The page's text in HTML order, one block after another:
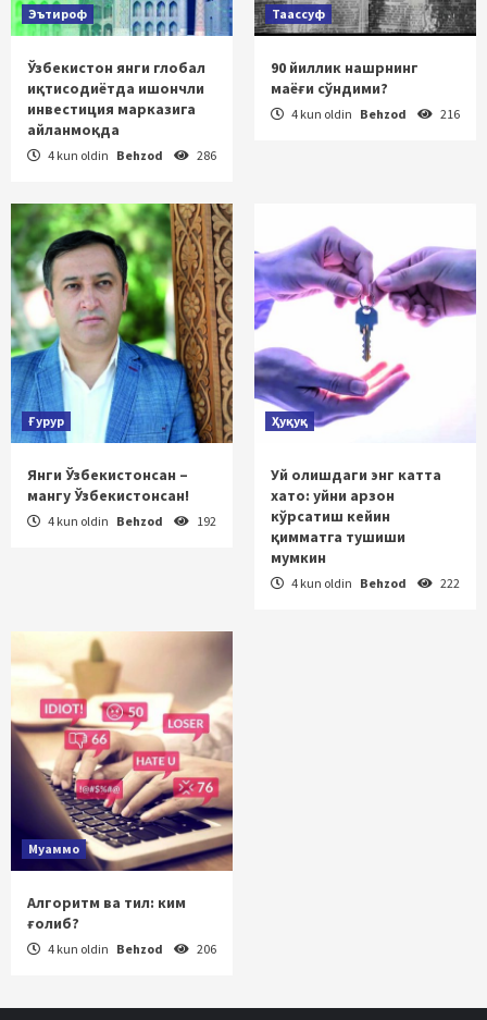
Эътироф
Ўзбекистон янги глобал
иқтисодиётда ишончли
инвестиция марказига
айланмоқда
4 kun oldin Behzod 286
Таассуф
90 йиллик нашрнинг
маёғи сўндими?
4 kun oldin Behzod 216
Ғурур
Янги Ўзбекистонсан –
мангу Ўзбекистонсан!
4 kun oldin Behzod 192
Ҳуқуқ
Уй олишдаги энг катта
хато: уйни арзон
кўрсатиш кейин
қимматга тушиши
мумкин
4 kun oldin Behzod 222
Муаммо
Алгоритм ва тил: ким
ғолиб?
4 kun oldin Behzod 206